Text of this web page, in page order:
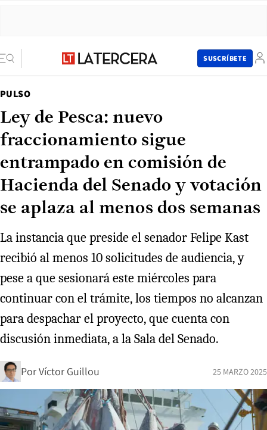
SUSCRÍBETE
PULSO
Ley de Pesca: nuevo
fraccionamiento sigue
entrampado en comisión de
Hacienda del Senado y votación
se aplaza al menos dos semanas
La instancia que preside el senador Felipe Kast
recibió al menos 10 solicitudes de audiencia, y
pese a que sesionará este miércoles para
continuar con el trámite, los tiempos no alcanzan
para despachar el proyecto, que cuenta con
discusión inmediata, a la Sala del Senado.
PorVíctor Guillou 25 MARZO 2025